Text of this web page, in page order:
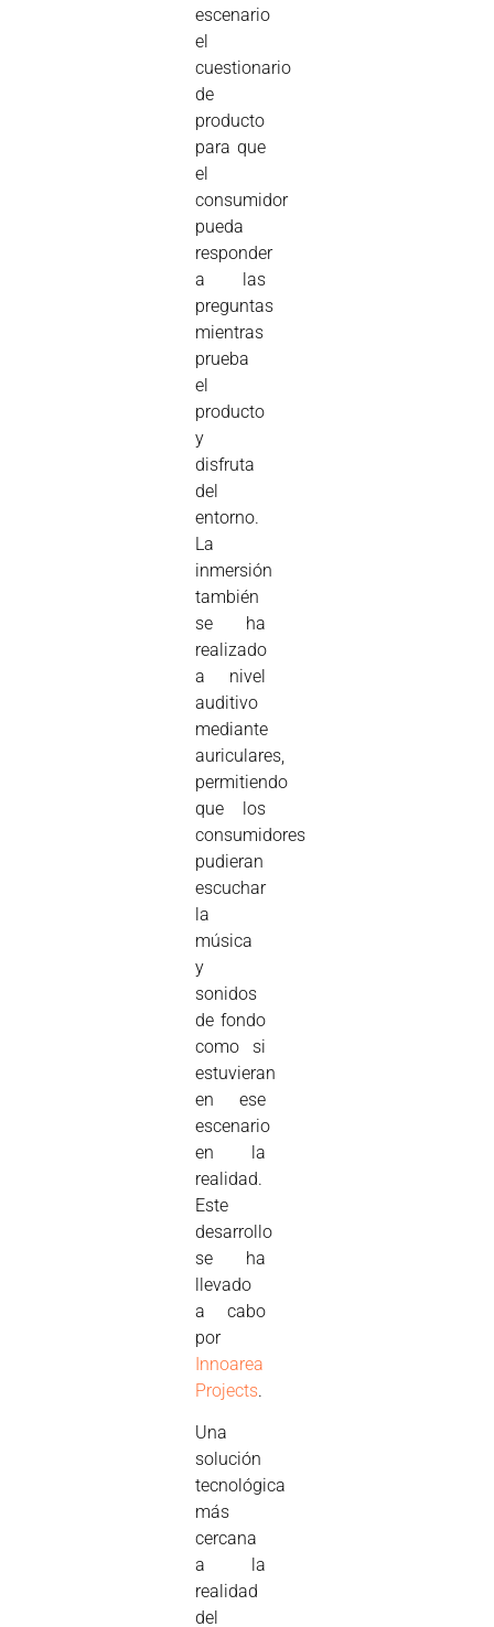
escenario
el
cuestionario
de
producto
para que
el
consumidor
pueda
responder
a las
preguntas
mientras
prueba
el
producto
y
disfruta
del
entorno.
La
inmersión
también
se ha
realizado
a nivel
auditivo
mediante
auriculares,
permitiendo
que los
consumidores
pudieran
escuchar
la
música
y
sonidos
de fondo
como si
estuvieran
en ese
escenario
en la
realidad.
Este
desarrollo
se ha
llevado
a cabo
por
Innoarea
Projects.
Una
solución
tecnológica
más
cercana
a la
realidad
del